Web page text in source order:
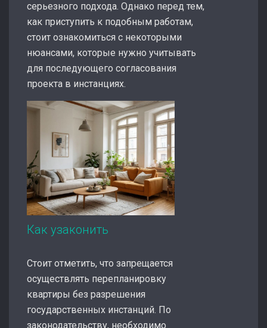
серьезного подхода. Однако перед тем,
как приступить к подобным работам,
стоит ознакомиться с некоторыми
нюансами, которые нужно учитывать
для последующего согласования
проекта в инстанциях.
Как узаконить
Стоит отметить, что запрещается
осуществлять перепланировку
квартиры без разрешения
государственных инстанций. По
законодательству, необходимо